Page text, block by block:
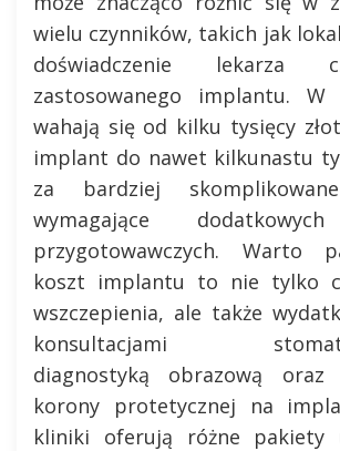
wielu czynników, takich jak
doświadczenie lekarza
zastosowanego implantu. W
wahają się od kilku tysięcy
implant do nawet kilkunastu
za bardziej
wymagające
przygotowawczych. Warto
koszt implantu to nie tylko
wszczepienia, ale także
konsultacjami
diagnostyką obrazową oraz
korony protetycznej na
kliniki oferują różne pakiety